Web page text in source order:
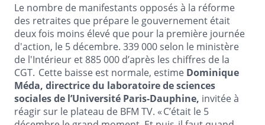
Le nombre de manifestants opposés à la réforme
des retraites que prépare le gouvernement était
deux fois moins élevé que pour la première journée
d'action, le 5 décembre. 339 000 selon le ministère
de l'Intérieur et 885 000 d’après les chiffres de la
CGT. Cette baisse est normale, estime Dominique
Méda, directrice du laboratoire de sciences
sociales de l’Université Paris-Dauphine, invitée à
réagir sur le plateau de BFM TV. « C’était le 5